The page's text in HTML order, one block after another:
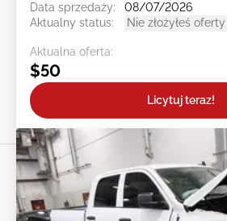
Data sprzedaży:
08/07/2026
Aktualny status:
Nie złożyłeś oferty
Aktualna oferta:
$50
Licytuj teraz!